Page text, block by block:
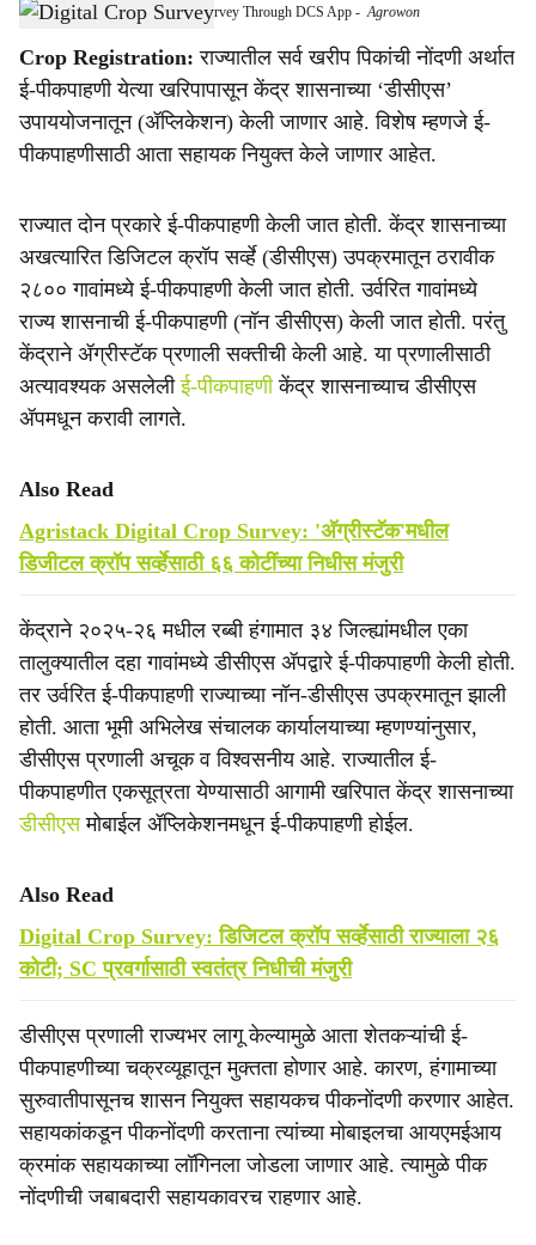
a
r
Maharashtra to Launch E-Crop Survey Through DCS App -Agrowon
Crop Registration:राज्यातील सर्व खरीप पिकांची नोंदणी अर्थात
ई-पीकपाहणी येत्या खरिपापासून केंद्र शासनाच्या ‘डीसीएस’
उपाययोजनातून (ॲप्लिकेशन) केली जाणार आहे. विशेष म्हणजे ई-
पीकपाहणीसाठी आता सहायक नियुक्त केले जाणार आहेत.
राज्यात दोन प्रकारे ई-पीकपाहणी केली जात होती. केंद्र शासनाच्या
अखत्यारित डिजिटल क्रॉप सर्व्हे (डीसीएस) उपक्रमातून ठरावीक
२८०० गावांमध्ये ई-पीकपाहणी केली जात होती. उर्वरित गावांमध्ये
राज्य शासनाची ई-पीकपाहणी (नॉन डीसीएस) केली जात होती. परंतु
केंद्राने ॲग्रीस्टॅक प्रणाली सक्तीची केली आहे. या प्रणालीसाठी
अत्यावश्यक असलेलीई-पीकपाहणीकेंद्र शासनाच्याच डीसीएस
ॲपमधून करावी लागते.
Also Read
Agristack Digital Crop Survey: 'अ‍ॅग्रीस्टॅक'मधील
डिजीटल क्रॉप सर्व्हेसाठी ६६ कोटींच्या निधीस मंजुरी
केंद्राने २०२५-२६ मधील रब्बी हंगामात ३४ जिल्ह्यांमधील एका
तालुक्यातील दहा गावांमध्ये डीसीएस ॲपद्वारे ई-पीकपाहणी केली होती.
तर उर्वरित ई-पीकपाहणी राज्याच्या नॉन-डीसीएस उपक्रमातून झाली
होती. आता भूमी अभिलेख संचालक कार्यालयाच्या म्हणण्यांनुसार,
डीसीएस प्रणाली अचूक व विश्वसनीय आहे. राज्यातील ई-
पीकपाहणीत एकसूत्रता येण्यासाठी आगामी खरिपात केंद्र शासनाच्या
डीसीएसमोबाईल ॲप्लिकेशनमधून ई-पीकपाहणी होईल.
Also Read
Digital Crop Survey: डिजिटल क्रॉप सर्व्हेसाठी राज्याला २६
कोटी; SC प्रवर्गासाठी स्वतंत्र निधीची मंजुरी
डीसीएस प्रणाली राज्यभर लागू केल्यामुळे आता शेतकऱ्यांची ई-
पीकपाहणीच्या चक्रव्यूहातून मुक्तता होणार आहे. कारण, हंगामाच्या
सुरुवातीपासूनच शासन नियुक्त सहायकच पीकनोंदणी करणार आहेत.
सहायकांकडून पीकनोंदणी करताना त्यांच्या मोबाइलचा आयएमईआय
क्रमांक सहायकाच्या लॉगिनला जोडला जाणार आहे. त्यामुळे पीक
नोंदणीची जबाबदारी सहायकावरच राहणार आहे.